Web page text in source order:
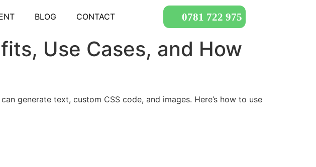
BLOG CONTACT 0781 722 975
Use Cases, and How
generate text, custom CSS code, and images. Here’s how to use